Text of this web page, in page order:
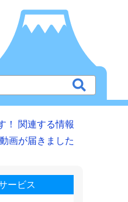
！ 関連する情報
画が届きました
ービス